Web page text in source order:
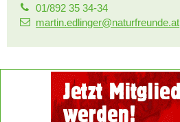
01/892 35 34-34
martin.edlinger@naturfreunde.at